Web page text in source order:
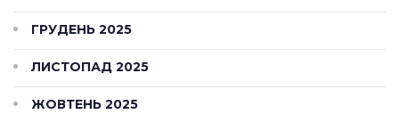
ГРУДЕНЬ 2025
ЛИСТОПАД 2025
ЖОВТЕНЬ 2025